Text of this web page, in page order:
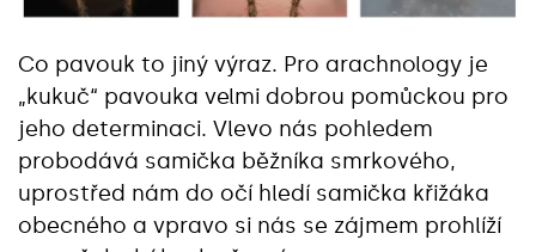
Co pavouk to jiný výraz. Pro arachnology je
„kukuč“ pavouka velmi dobrou pomůckou pro
jeho determinaci. Vlevo nás pohledem
probodává samička běžníka smrkového,
uprostřed nám do očí hledí samička křižáka
obecného a vpravo si nás se zájmem prohlíží